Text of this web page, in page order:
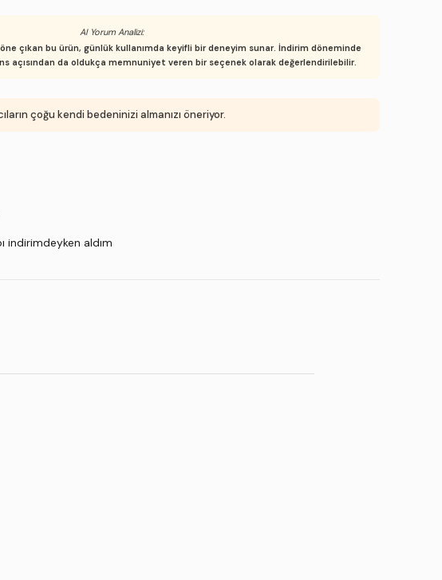
AI Yorum Analizi:
öne çıkan bu ürün, günlük kullanımda keyifli bir deneyim sunar. İndirim döneminde
açısından da oldukça memnuniyet veren bir seçenek olarak değerlendirilebilir.
çoğu kendi bedeninizi almanızı öneriyor.
indirimdeyken aldım